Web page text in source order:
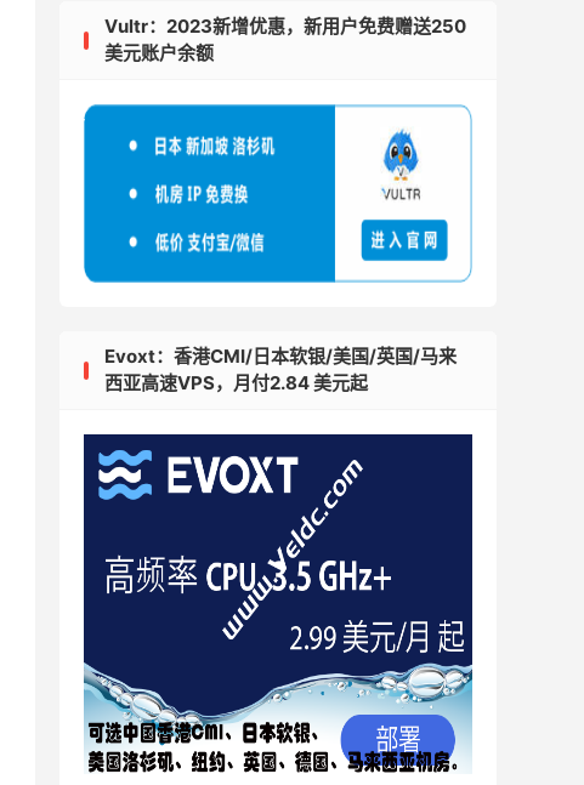
Vultr：2023新增优惠，新用户免费赠送250
美元账户余额
Evoxt：香港CMI/日本软银/美国/英国/马来
西亚高速VPS，月付2.84 美元起